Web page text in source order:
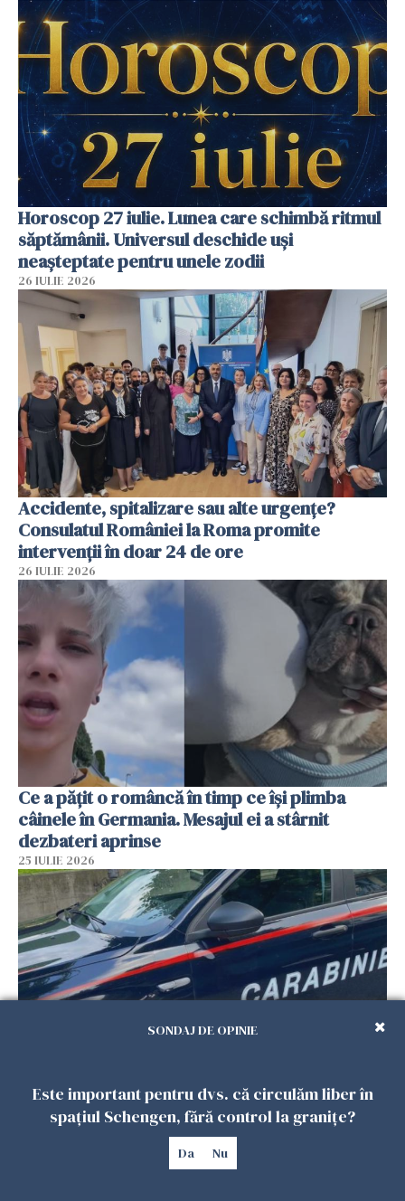
Horoscop 27 iulie. Lunea care schimbă ritmul
săptămânii. Universul deschide uși
neașteptate pentru unele zodii
26 IULIE 2026
Accidente, spitalizare sau alte urgențe?
Consulatul României la Roma promite
intervenții în doar 24 de ore
26 IULIE 2026
Ce a pățit o româncă în timp ce își plimba
câinele în Germania. Mesajul ei a stârnit
dezbateri aprinse
25 IULIE 2026
Româncă din Italia, acuzată că și-a lăsat copiii
singuri în casă pentru a merge la mall. Vecinii
au dat alarma
SONDAJ DE OPINIE
Este important pentru dvs. că circulăm liber în
spațiul Schengen, fără control la granițe?
Da Nu